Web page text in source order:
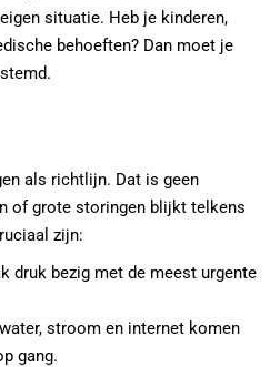
situatie. Heb je kinderen,
behoeften? Dan moet je
als richtlijn. Dat is geen
of grote storingen blijkt telkens
zijn:
druk bezig met de meest urgente
stroom en internet komen
gang.